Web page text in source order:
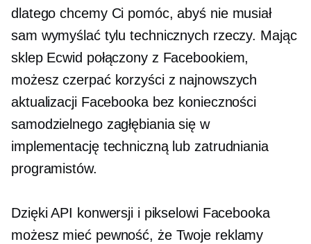
dlatego chcemy Ci pomóc, abyś nie musiał
sam wymyślać tylu technicznych rzeczy. Mając
sklep Ecwid połączony z Facebookiem,
możesz czerpać korzyści z najnowszych
aktualizacji Facebooka bez konieczności
samodzielnego zagłębiania się w
implementację techniczną lub zatrudniania
programistów.
Dzięki API konwersji i pikselowi Facebooka
możesz mieć pewność, że Twoje reklamy